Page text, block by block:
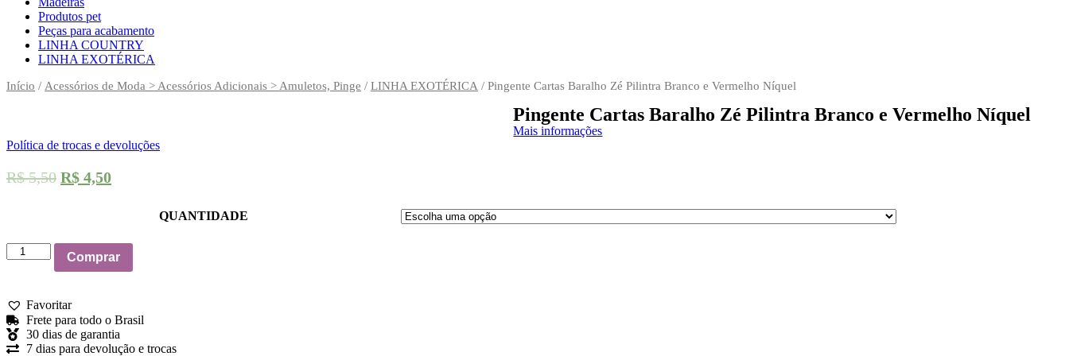
Produtos pet
Peças para acabamento
LINHA COUNTRY
LINHA EXOTÉRICA
Início / Acessórios de Moda > Acessórios Adicionais > Amuletos, Pinge / LINHA EXOTÉRICA / Pingente Cartas Baralho Zé Pilintra Branco e Vermelho Níquel
Pingente Cartas Baralho Zé Pilintra Branco e Vermelho Níquel
Mais informações
Política de trocas e devoluções
R$5,50 R$ 4,50
QUANTIDADE
Pingente
Cartas
Pilintra
Branco
e
Vermelho
Comprar
Favoritar
Frete para todo o Brasil
30 dias de garantia
7 dias para devolução e trocas